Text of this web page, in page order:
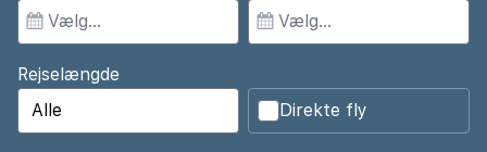
Rejselængde
Direkte fly